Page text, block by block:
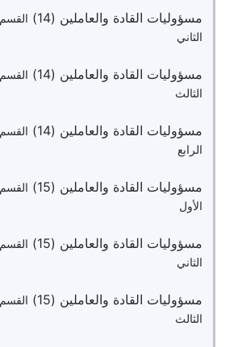
مسؤوليات القادة والعاملين (14)
القسم
الثاني
مسؤوليات القادة والعاملين (14)
القسم
الثالث
مسؤوليات القادة والعاملين (14)
القسم
الرابع
مسؤوليات القادة والعاملين (15)
القسم
الأول
مسؤوليات القادة والعاملين (15)
القسم
الثاني
مسؤوليات القادة والعاملين (15)
القسم
الثالث